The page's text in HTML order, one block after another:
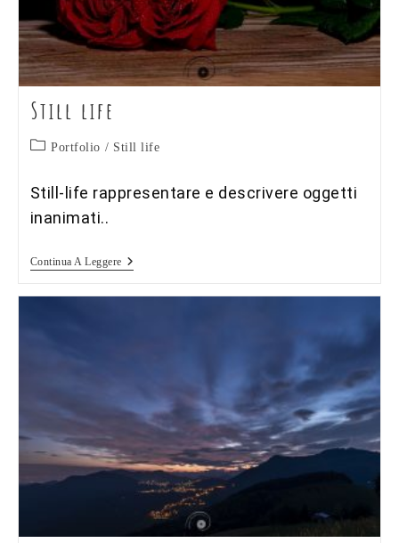
Still life
Categoria
Portfolio / Still life
Still-life rappresentare e descrivere oggetti
inanimati..
Continua A LeggereStill